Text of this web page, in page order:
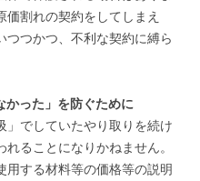
割れの契約をしてしまえ
つつかつ、不利な契約に縛ら
った」を防ぐために
でしていたやり取りを続け
ることになりかねません。
する材料等の価格等の説明